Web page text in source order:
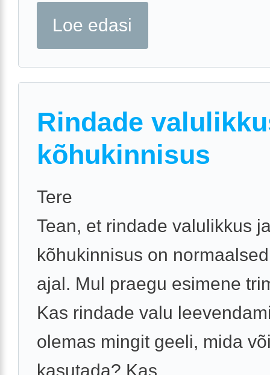
Loe edasi
Rindade
kõhukinnisus
Tere
Tean, et rindade valulikkus
kõhukinnisus on
ajal. Mul praegu esimene
Kas rindade valu
olemas mingit geeli, mida
kasutada? Kas ...